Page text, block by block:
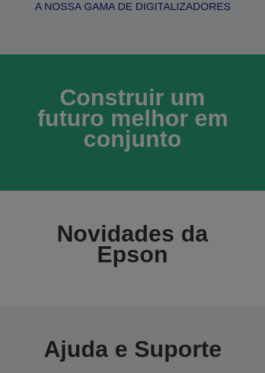
A NOSSA GAMA DE DIGITALIZADORES
Construir um
futuro melhor em
conjunto
Novidades da
Epson
Ajuda e Suporte